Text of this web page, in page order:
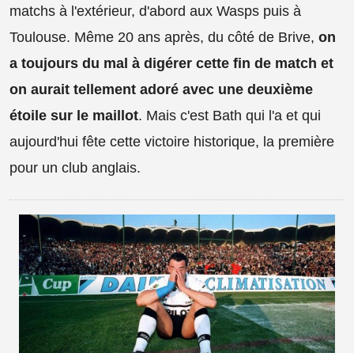
matchs à l'extérieur, d'abord aux Wasps puis à
Toulouse. Même 20 ans après, du côté de Brive, on
a toujours du mal à digérer cette fin de match et
on aurait tellement adoré avec une deuxième
étoile sur le maillot. Mais c'est Bath qui l'a et qui
aujourd'hui fête cette victoire historique, la première
pour un club anglais.